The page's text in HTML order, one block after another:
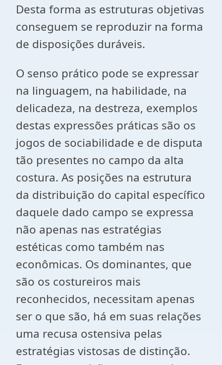
Desta forma as estruturas objetivas
conseguem se reproduzir na forma
de disposições duráveis.
O senso prático pode se expressar
na linguagem, na habilidade, na
delicadeza, na destreza, exemplos
destas expressões práticas são os
jogos de sociabilidade e de disputa
tão presentes no campo da alta
costura. As posições na estrutura
da distribuição do capital específico
daquele dado campo se expressa
não apenas nas estratégias
estéticas como também nas
econômicas. Os dominantes, que
são os costureiros mais
reconhecidos, necessitam apenas
ser o que são, há em suas relações
uma recusa ostensiva pelas
estratégias vistosas de distinção.